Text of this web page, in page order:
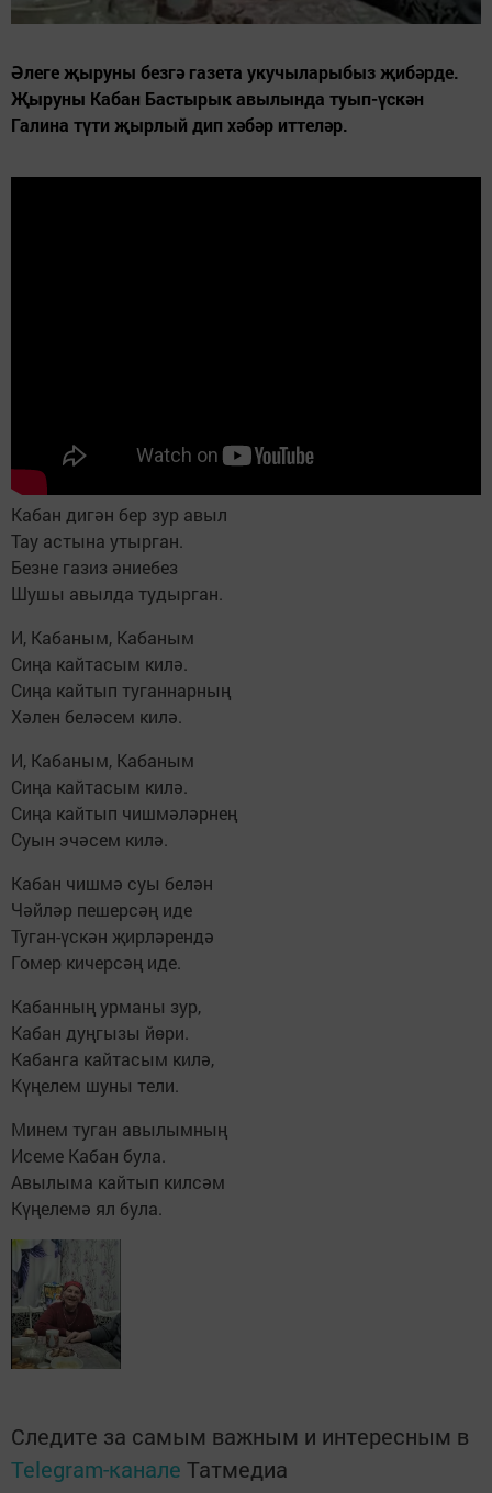
Әлеге җыруны безгә газета укучыларыбыз җибәрде.
Җыруны Кабан Бастырык авылында туып-үскән
Галина түти җырлый дип хәбәр иттеләр.
Кабан дигән бер зур авыл
Тау астына утырган.
Безне газиз әниебез
Шушы авылда тудырган.
И, Кабаным, Кабаным
Сиңа кайтасым килә.
Сиңа кайтып туганнарның
Хәлен беләсем килә.
И, Кабаным, Кабаным
Сиңа кайтасым килә.
Сиңа кайтып чишмәләрнең
Суын эчәсем килә.
Кабан чишмә суы белән
Чәйләр пешерсәң иде
Туган-үскән җирләрендә
Гомер кичерсәң иде.
Кабанның урманы зур,
Кабан дуңгызы йөри.
Кабанга кайтасым килә,
Күңелем шуны тели.
Минем туган авылымның
Исеме Кабан була.
Авылыма кайтып килсәм
Күңелемә ял була.
Следите за самым важным и интересным в
Telegram-канале Татмедиа